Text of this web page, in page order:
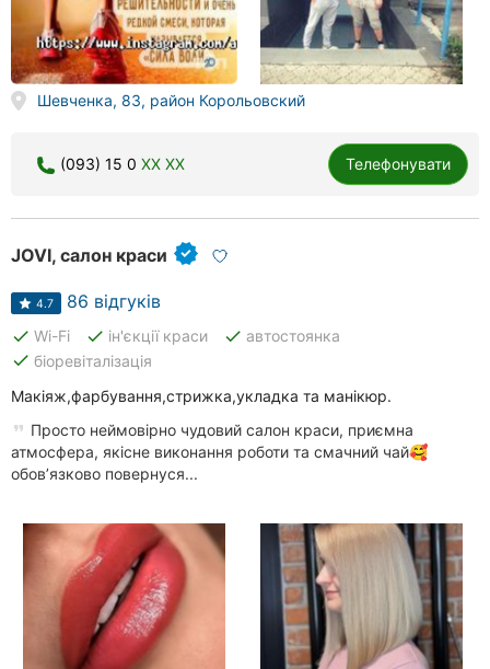
Шевченка, 83, район Корольовский
(093) 15 0 XX XX Телефонувати
JOVI, салон краси
4.7 86 відгуків
done Wi-Fi done ін'єкції краси done автостоянка
done біоревіталізація
Макіяж,фарбування,стрижка,укладка та манікюр.
Просто неймовірно чудовий салон краси, приємна
атмосфера, якісне виконання роботи та смачний чай🥰
обовʼязково повернуся...